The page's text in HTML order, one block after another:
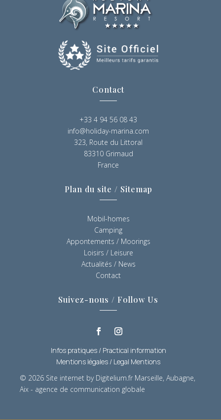
Contact
+33 4 94 56 08 43
info@holiday-marina.com
323, Route du Littoral
83310 Grimaud
France
Plan du site / Sitemap
Mobil-homes
Camping
Appontements / Moorings
Loisirs / Leisure
Actualités / News
Contact
Suivez-nous / Follow Us
Infos pratiques / Practical information
Mentions légales / Legal Mentions
© 2026 Site internet by Digitelium.fr Marseille, Aubagne,
Aix - agence de communication globale